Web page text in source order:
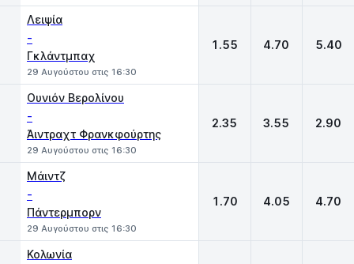
Λειψία
-
Γκλάντμπαχ
29 Αυγούστου στις 16:30
1.55 4.70 5.40
Ουνιόν Βερολίνου
-
Άιντραχτ Φρανκφούρτης
29 Αυγούστου στις 16:30
2.35 3.55 2.90
Μάιντζ
-
Πάντερμπορν
29 Αυγούστου στις 16:30
1.70 4.05 4.70
Κολωνία